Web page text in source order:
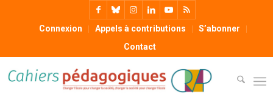
Connexion Appels à contributions
S’abonner
Contact